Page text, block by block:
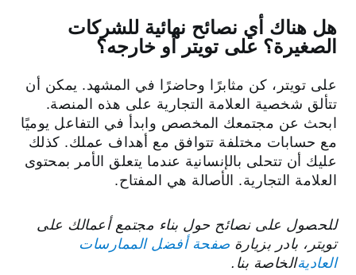
هل هناك أي نصائح نهائية للشركات
الصغيرة؟ على تويتر أو خارجه؟
على تويتر، كن مثابرًا وحاضرًا في المشهد. يمكن أن
تتألق شخصية العلامة التجارية على هذه المنصة.
ابحث عن مجتمعك المخصص وابدأ في التفاعل يوميًا
مع حسابات مختلفة تتوافق مع أهداف عملك. كذلك
عليك أن تتحلى بالإنسانية عندما يتعلق الأمر بمحتوى
العلامة التجارية. الأصالة هي المفتاح.
للحصول على نصائح حول بناء مجتمع أعمالك على
تويتر، بادر بزيارة صفحة أفضل الممارسات
العاديةالخاصة بنا.